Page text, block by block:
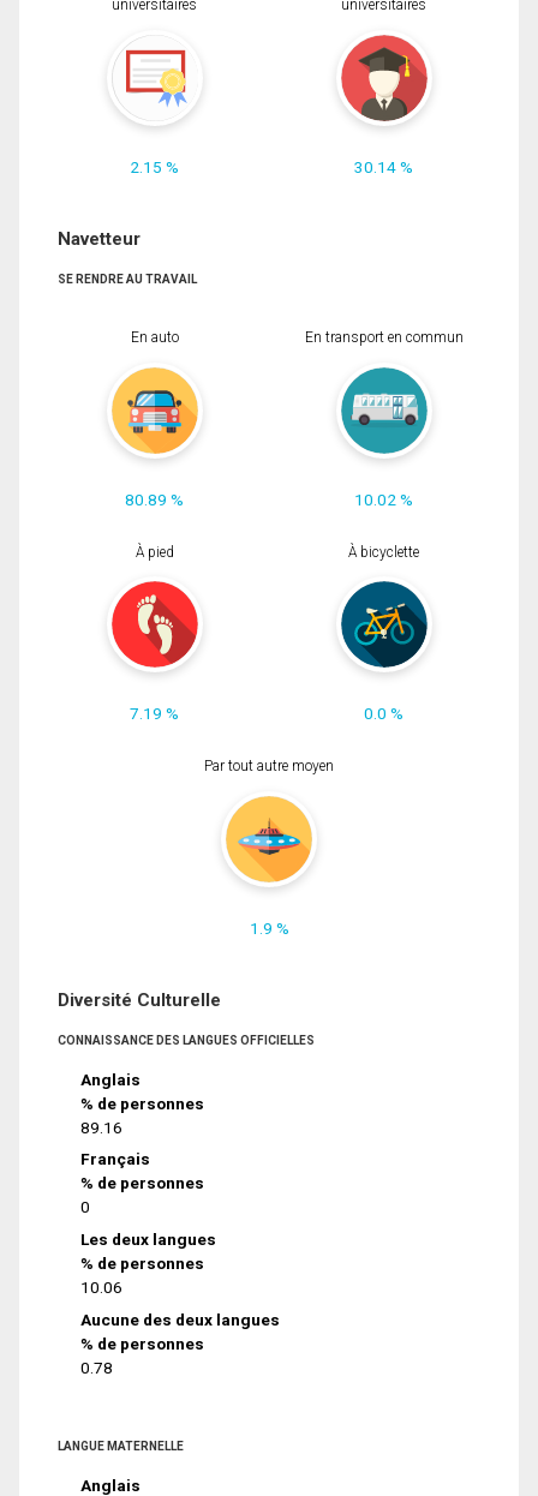
universitaires
2.15 %
universitaires
30.14 %
Navetteur
SE RENDRE AU TRAVAIL
En auto
80.89 %
En transport en commun
10.02 %
À pied
7.19 %
À bicyclette
0.0 %
Par tout autre moyen
1.9 %
Diversité Culturelle
CONNAISSANCE DES LANGUES OFFICIELLES
Anglais
% de personnes
89.16
Français
% de personnes
0
Les deux langues
% de personnes
10.06
Aucune des deux langues
% de personnes
0.78
LANGUE MATERNELLE
Anglais